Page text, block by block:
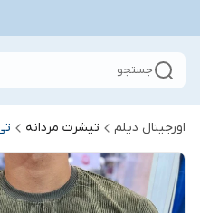
جستجو
اورجینال دیلم تیشرت مردانه